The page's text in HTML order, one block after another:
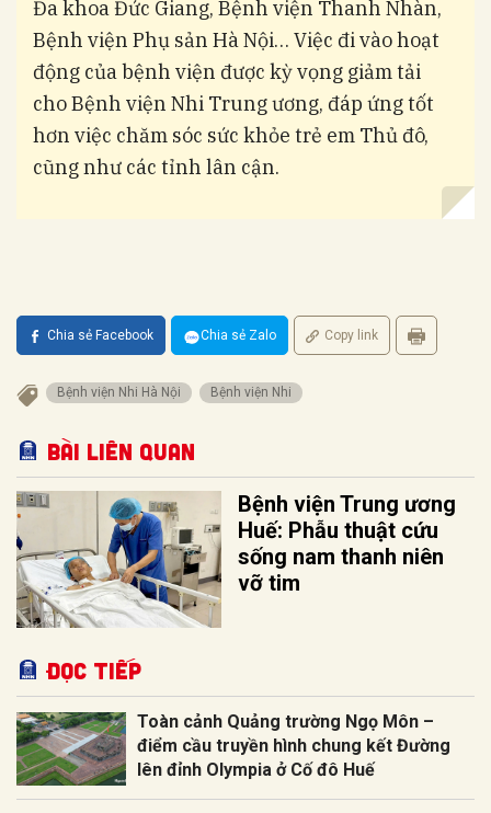
Đa khoa Đức Giang, Bệnh viện Thanh Nhàn,
Bệnh viện Phụ sản Hà Nội… Việc đi vào hoạt
động của bệnh viện được kỳ vọng giảm tải
cho Bệnh viện Nhi Trung ương, đáp ứng tốt
hơn việc chăm sóc sức khỏe trẻ em Thủ đô,
cũng như các tỉnh lân cận.
Chia sẻ Facebook Chia sẻ Zalo Copy link
Bệnh viện Nhi Hà Nội Bệnh viện Nhi
Bài liên quan
Bệnh viện Trung ương
Huế: Phẫu thuật cứu
sống nam thanh niên
vỡ tim
Đọc tiếp
Toàn cảnh Quảng trường Ngọ Môn –
điểm cầu truyền hình chung kết Đường
lên đỉnh Olympia ở Cố đô Huế